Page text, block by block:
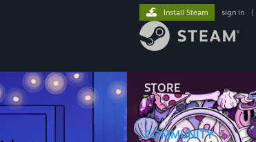
STORE
COMMUNITY
Install Steam sign in